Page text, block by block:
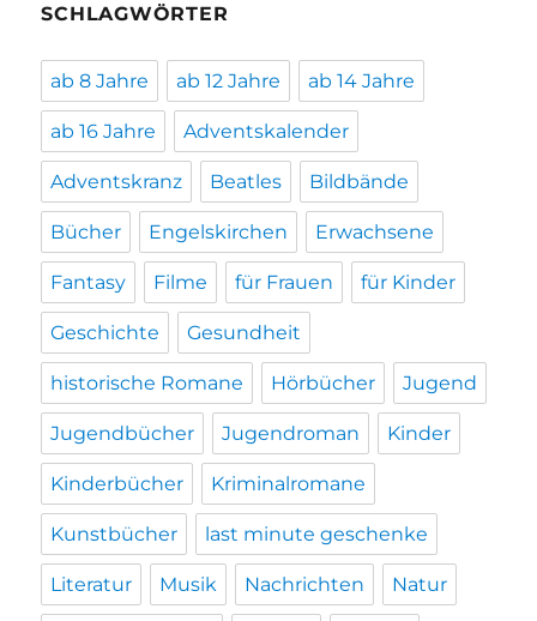
SCHLAGWÖRTER
ab 8 Jahre ab 12 Jahre ab 14 Jahre
ab 16 Jahre Adventskalender
Adventskranz Beatles Bildbände
Bücher Engelskirchen Erwachsene
Fantasy Filme für Frauen für Kinder
Geschichte Gesundheit
historische Romane Hörbücher Jugend
Jugendbücher Jugendroman Kinder
Kinderbücher Kriminalromane
Kunstbücher last minute geschenke
Literatur Musik Nachrichten Natur